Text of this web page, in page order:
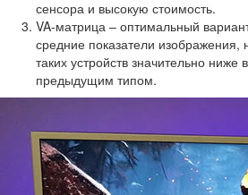
сенсора и высокую стоимость.
VA-матрица – оптимальный
средние показатели изображения,
таких устройств значительно ниже
предыдущим типом.